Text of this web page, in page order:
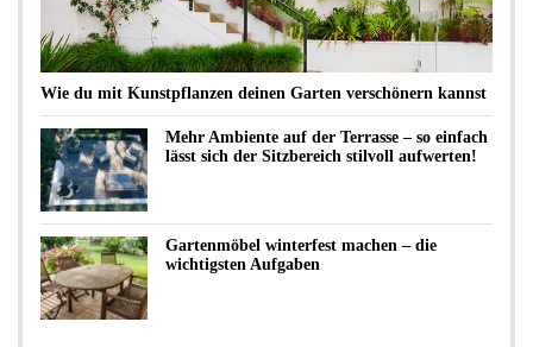
Wie du mit Kunstpflanzen deinen Garten verschönern kannst
Mehr Ambiente auf der Terrasse – so einfach
lässt sich der Sitzbereich stilvoll aufwerten!
Gartenmöbel winterfest machen – die
wichtigsten Aufgaben